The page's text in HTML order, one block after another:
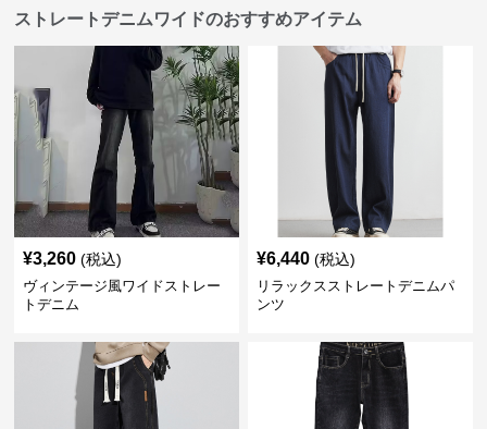
ストレートデニムワイドのおすすめアイテム
¥3,260 (税込)
ヴィンテージ風ワイドストレー
トデニム
¥6,440 (税込)
リラックスストレートデニムパ
ンツ